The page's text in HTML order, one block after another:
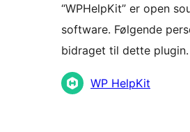
“WPHelpKit” er open
software. Følgende
bidraget til dette plugin.
Bidragsydere
WP HelpKit